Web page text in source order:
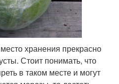
хранения прекрасно
Стоит понимать, что
в таком месте и могут